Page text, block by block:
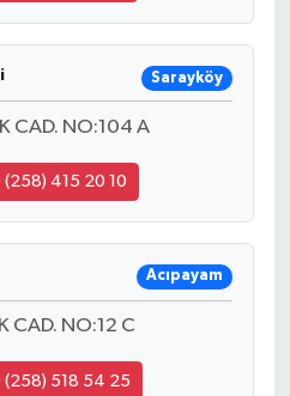
Sarayköy
CAD. NO:104 A
(258) 415 20 10
Acıpayam
CAD. NO:12 C
(258) 518 54 25